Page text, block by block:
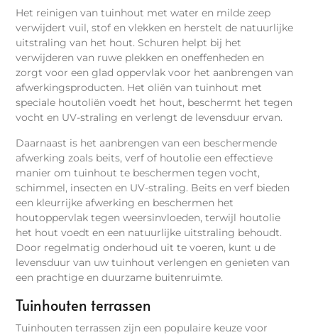
Het reinigen van tuinhout met water en milde zeep
verwijdert vuil, stof en vlekken en herstelt de natuurlijke
uitstraling van het hout. Schuren helpt bij het
verwijderen van ruwe plekken en oneffenheden en
zorgt voor een glad oppervlak voor het aanbrengen van
afwerkingsproducten. Het oliën van tuinhout met
speciale houtoliën voedt het hout, beschermt het tegen
vocht en UV-straling en verlengt de levensduur ervan.
Daarnaast is het aanbrengen van een beschermende
afwerking zoals beits, verf of houtolie een effectieve
manier om tuinhout te beschermen tegen vocht,
schimmel, insecten en UV-straling. Beits en verf bieden
een kleurrijke afwerking en beschermen het
houtoppervlak tegen weersinvloeden, terwijl houtolie
het hout voedt en een natuurlijke uitstraling behoudt.
Door regelmatig onderhoud uit te voeren, kunt u de
levensduur van uw tuinhout verlengen en genieten van
een prachtige en duurzame buitenruimte.
Tuinhouten terrassen
Tuinhouten terrassen zijn een populaire keuze voor